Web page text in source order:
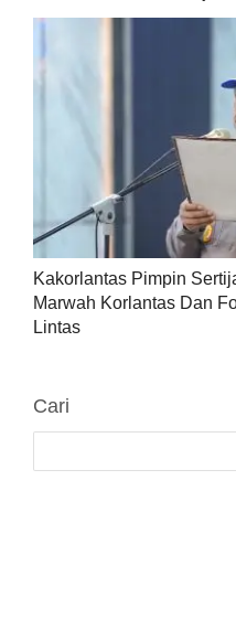
Kakorlantas Pimpin
Marwah Korlantas Dan
Lintas
Cari